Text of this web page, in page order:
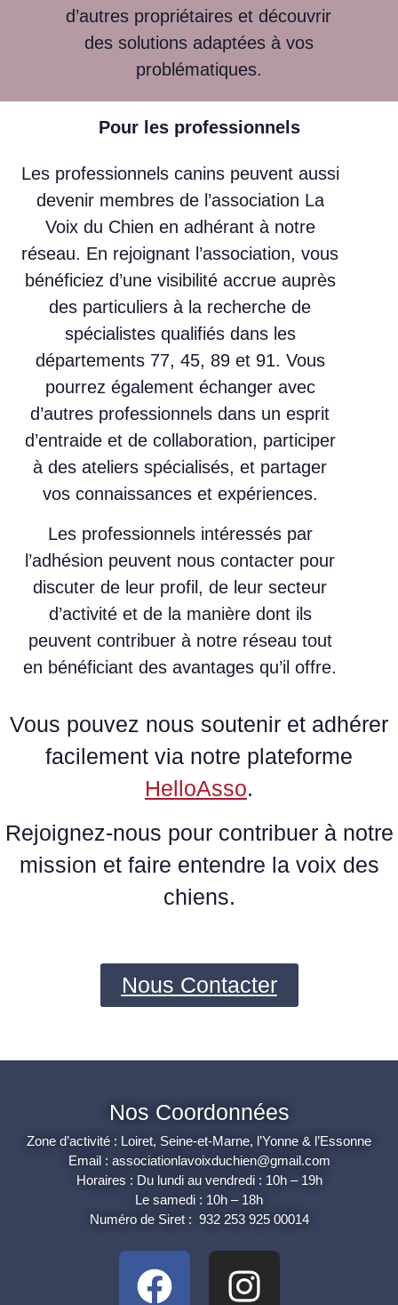
d’autres propriétaires et découvrir
des solutions adaptées à vos
problématiques.
Pour les professionnels
Les professionnels canins peuvent aussi
devenir membres de l’association La
Voix du Chien en adhérant à notre
réseau. En rejoignant l’association, vous
bénéficiez d’une visibilité accrue auprès
des particuliers à la recherche de
spécialistes qualifiés dans les
départements 77, 45, 89 et 91. Vous
pourrez également échanger avec
d’autres professionnels dans un esprit
d’entraide et de collaboration, participer
à des ateliers spécialisés, et partager
vos connaissances et expériences.
Les professionnels intéressés par
l’adhésion peuvent nous contacter pour
discuter de leur profil, de leur secteur
d’activité et de la manière dont ils
peuvent contribuer à notre réseau tout
en bénéficiant des avantages qu’il offre.
Vous pouvez nous soutenir et adhérer
facilement via notre plateforme
HelloAsso.
Rejoignez-nous pour contribuer à notre
mission et faire entendre la voix des
chiens.
Nous Contacter
Nos Coordonnées
Zone d’activité : Loiret, Seine-et-Marne, l’Yonne & l’Essonne
Email : associationlavoixduchien@gmail.com
Horaires : Du lundi au vendredi : 10h – 19h
Le samedi : 10h – 18h
Numéro de Siret : 932 253 925 00014